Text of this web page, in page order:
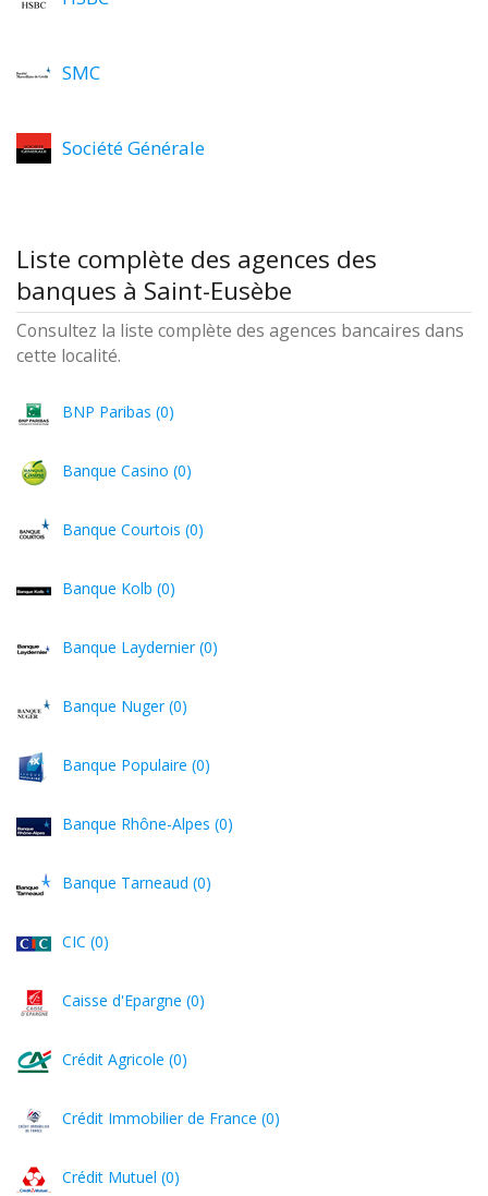
SMC
Société Générale
Liste complète des agences des
banques à Saint-Eusèbe
Consultez la liste complète des agences bancaires dans
cette localité.
BNP Paribas (0)
Banque Casino (0)
Banque Courtois (0)
Banque Kolb (0)
Banque Laydernier (0)
Banque Nuger (0)
Banque Populaire (0)
Banque Rhône-Alpes (0)
Banque Tarneaud (0)
CIC (0)
Caisse d'Epargne (0)
Crédit Agricole (0)
Crédit Immobilier de France (0)
Crédit Mutuel (0)